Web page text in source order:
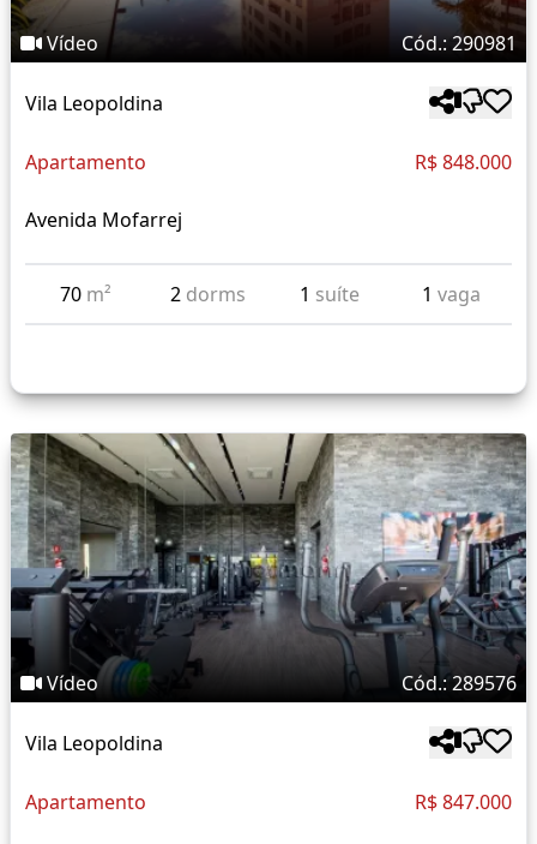
Vídeo Cód.: 290981
Vila Leopoldina
Apartamento R$ 848.000
Avenida Mofarrej
70 m² 2 dorms 1 suíte 1 vaga
Vídeo Cód.: 289576
Vila Leopoldina
Apartamento R$ 847.000